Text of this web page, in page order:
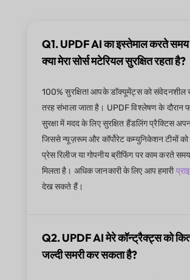
Q1. UPDF AI का इस्तेमाल करते समय
क्या मेरा सोर्स मटेरियल सुरक्षित रहता है?
100% सुरक्षित! आपके डॉक्यूमेंट्स को संवेदनशील
तरह संभाला जाता है। UPDF विश्लेषण के दौरान
सुरक्षा में मदद के लिए सुरक्षित हैंडलिंग प्रैक्टिस
जिससे न्यूज़रूम और कॉर्पोरेट कम्युनिकेशन टीमों को
प्रेस रिलीज या गोपनीय ब्रीफिंग पर काम करते
मिलता है। अधिक जानकारी के लिए आप हमारी
देख सकते हैं।
Q2. UPDF AI मेरे कॉन्ट्रैक्ट्स को
जल्दी समरी कर सकता है?